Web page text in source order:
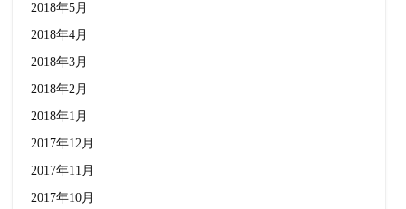
2018年5月
2018年4月
2018年3月
2018年2月
2018年1月
2017年12月
2017年11月
2017年10月